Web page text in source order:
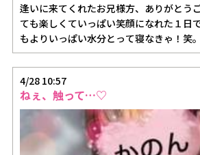
逢いに来てくれたお兄様方、ありがとう
ても楽しくていっぱい笑顔になれた１日
もよりいっぱい水分とって寝なきゃ！笑
日を楽しみにして…
4/28 10:57
ねぇ、触って…♡